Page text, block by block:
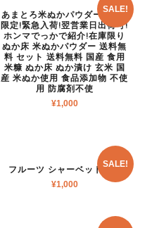
SALE!
あまとろ米ぬかパウダー 80個
限定!緊急入荷!翌営業日出荷可!
ホンマでっかで紹介!在庫限り
ぬか床 米ぬかパウダー 送料無
料 セット 送料無料 国産 食用
米糠 ぬか床 ぬか漬け 玄米 国
産 米ぬか使用 食品添加物 不使
用 防腐剤不使
¥1,000
SALE!
フルーツ シャーベット 8本
¥1,000